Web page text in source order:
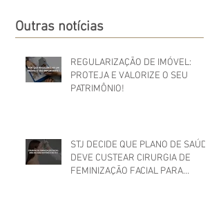
Outras notícias
REGULARIZAÇÃO DE IMÓVEL:
PROTEJA E VALORIZE O SEU
PATRIMÔNIO!
STJ DECIDE QUE PLANO DE SAÚDE
DEVE CUSTEAR CIRURGIA DE
FEMINIZAÇÃO FACIAL PARA